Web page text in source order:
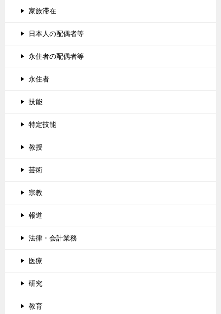
家族滞在
日本人の配偶者等
永住者の配偶者等
永住者
技能
特定技能
教授
芸術
宗教
報道
法律・会計業務
医療
研究
教育